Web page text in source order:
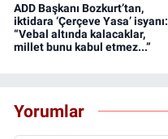
ADD Başkanı Bozkurt’tan,
iktidara ‘Çerçeve Yasa’ isyanı:
“Vebal altında kalacaklar,
millet bunu kabul etmez...”
Yorumlar